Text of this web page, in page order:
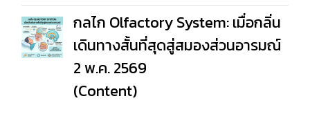
กลไก Olfactory System: เมื่อกลิ่น
เดินทางสั้นที่สุดสู่สมองส่วนอารมณ์
2 พ.ค. 2569
(Content)